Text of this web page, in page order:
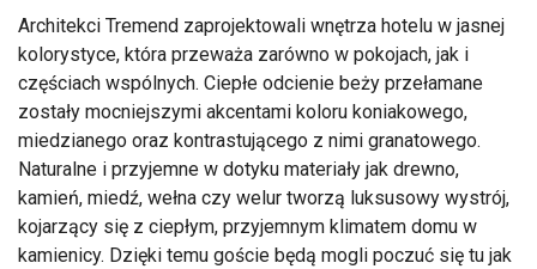
Architekci Tremend zaprojektowali wnętrza hotelu w jasnej
kolorystyce, która przeważa zarówno w pokojach, jak i
częściach wspólnych. Ciepłe odcienie beży przełamane
zostały mocniejszymi akcentami koloru koniakowego,
miedzianego oraz kontrastującego z nimi granatowego.
Naturalne i przyjemne w dotyku materiały jak drewno,
kamień, miedź, wełna czy welur tworzą luksusowy wystrój,
kojarzący się z ciepłym, przyjemnym klimatem domu w
kamienicy. Dzięki temu goście będą mogli poczuć się tu jak